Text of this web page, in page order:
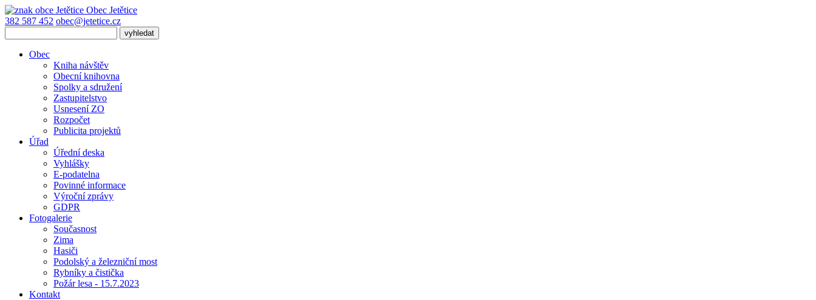
Obec Jetětice
382 587 452 obec@jetetice.cz
Obec
Kniha návštěv
Obecní knihovna
Spolky a sdružení
Zastupitelstvo
Usnesení ZO
Rozpočet
Publicita projektů
Úřad
Úřední deska
Vyhlášky
E-podatelna
Povinné informace
Výroční zprávy
GDPR
Fotogalerie
Současnost
Zima
Hasiči
Podolský a železniční most
Rybníky a čistička
Požár lesa - 15.7.2023
Kontakt